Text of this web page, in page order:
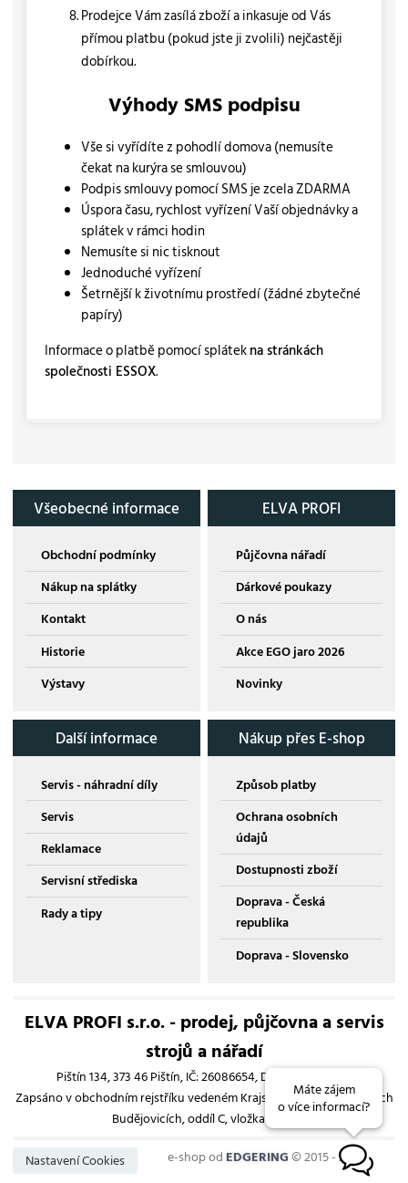
Prodejce Vám zasílá zboží a inkasuje od Vás
přímou platbu (pokud jste ji zvolili) nejčastěji
dobírkou.
Výhody SMS podpisu
Vše si vyřídíte z pohodlí domova (nemusíte
čekat na kurýra se smlouvou)
Podpis smlouvy pomocí SMS je zcela ZDARMA
Úspora času, rychlost vyřízení Vaší objednávky a
splátek v rámci hodin
Nemusíte si nic tisknout
Jednoduché vyřízení
Šetrnější k životnímu prostředí (žádné zbytečné
papíry)
Informace o platbě pomocí splátekna stránkách
společnosti ESSOX.
Všeobecné informace
Obchodní podmínky
Nákup na splátky
Kontakt
Historie
Výstavy
ELVA PROFI
Půjčovna nářadí
Dárkové poukazy
O nás
Akce EGO jaro 2026
Novinky
Další informace
Servis - náhradní díly
Servis
Reklamace
Servisní střediska
Rady a tipy
Nákup přes E-shop
Způsob platby
Ochrana osobních
údajů
Dostupnosti zboží
Doprava - Česká
republika
Doprava - Slovensko
ELVA PROFI s.r.o. - prodej, půjčovna a servis
strojů a nářadí
Pištín 134, 373 46 Pištín, IČ: 26086654, DIČ: CZ26086654
Zapsáno v obchodním rejstříku vedeném Krajským soudem v Českých
Budějovicích, oddíl C, vložka 13193
Nastavení Cookies e-shop odEDGERING© 2015 - 2026
Máte zájem
o více informací?
B